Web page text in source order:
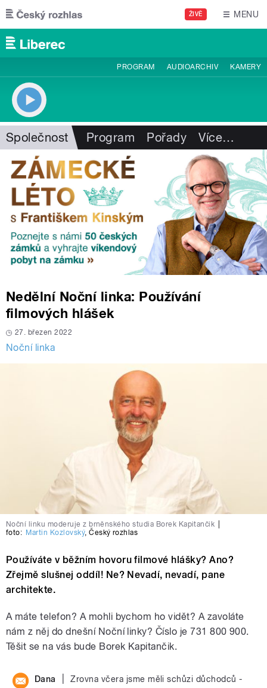
Přejít k hlavnímu obsahu
ŽIVĚ MENU
PROGRAM AUDIOARCHIV KAMERY
Společnost Program Pořady Více…
Nedělní Noční linka: Používání
filmových hlášek
27. březen 2022
Noční linka
Noční linku moderuje z brněnského studia Borek Kapitančik
foto: Martin Kozlovský,Český rozhlas
Používáte v běžním hovoru filmové hlášky? Ano?
Zřejmě slušnej oddíl! Ne? Nevadí, nevadí, pane
architekte.
A máte telefon? A mohli bychom ho vidět? A zavoláte
nám z něj do dnešní Noční linky? Číslo je 731 800 900.
Těšit se na vás bude Borek Kapitančik.
Dana
Zrovna včera jsme měli schůzi důchodců -